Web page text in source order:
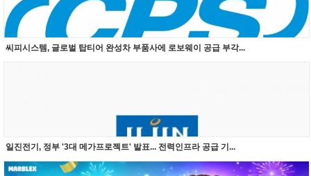
씨피시스템, 글로벌 탑티어 완성차 부품사에 로보웨이 공급 부각...
일진전기, 정부 '3대 메가프로젝트' 발표... 전력인프라 공급 기...